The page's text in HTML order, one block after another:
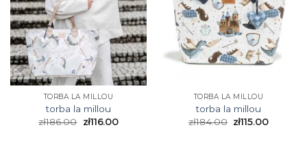
TORBA LA MILLOU
torba la millou
zł186.00 zł116.00
TORBA LA MILLOU
torba la millou
zł184.00 zł115.00